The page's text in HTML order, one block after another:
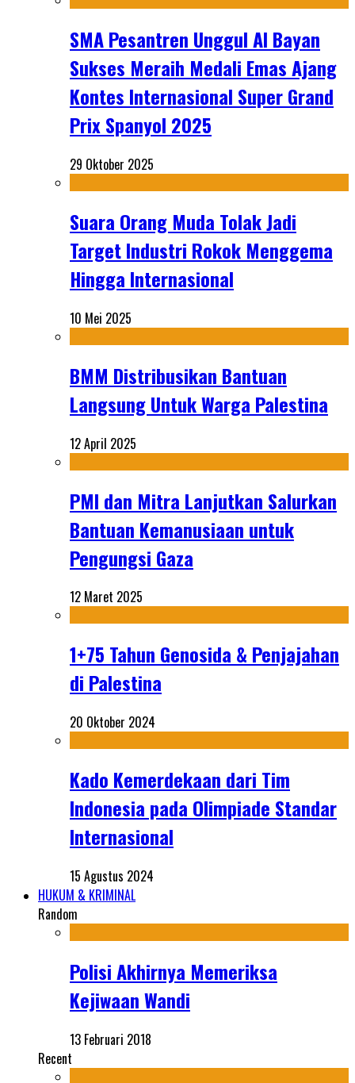
SMA Pesantren Unggul Al Bayan
Sukses Meraih Medali Emas Ajang
Kontes Internasional Super Grand
Prix Spanyol 2025
29 Oktober 2025
Suara Orang Muda Tolak Jadi
Target Industri Rokok Menggema
Hingga Internasional
10 Mei 2025
BMM Distribusikan Bantuan
Langsung Untuk Warga Palestina
12 April 2025
PMI dan Mitra Lanjutkan Salurkan
Bantuan Kemanusiaan untuk
Pengungsi Gaza
12 Maret 2025
1+75 Tahun Genosida & Penjajahan
di Palestina
20 Oktober 2024
Kado Kemerdekaan dari Tim
Indonesia pada Olimpiade Standar
Internasional
15 Agustus 2024
HUKUM & KRIMINAL
Random
Polisi Akhirnya Memeriksa
Kejiwaan Wandi
13 Februari 2018
Recent